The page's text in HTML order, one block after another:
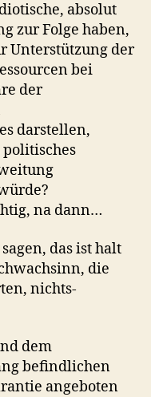
absolut
zur Folge haben,
Unterstützung der
bei
der
darstellen,
politisches
na dann…
das ist halt
die
nichts-
dem
befindlichen
angeboten